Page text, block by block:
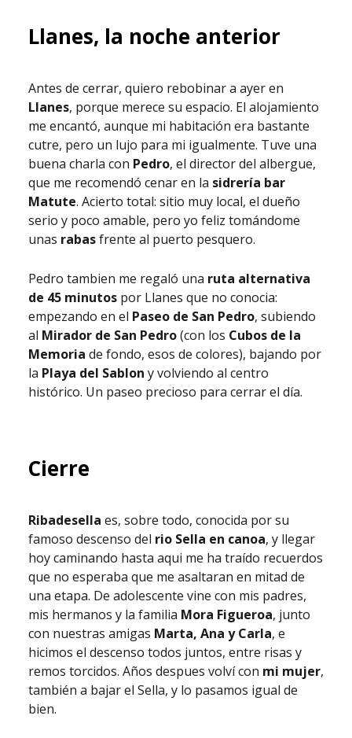
Llanes, la noche anterior
Antes de cerrar, quiero rebobinar a ayer en
Llanes, porque merece su espacio. El alojamiento
me encantó, aunque mi habitación era bastante
cutre, pero un lujo para mi igualmente. Tuve una
buena charla con Pedro, el director del albergue,
que me recomendó cenar en la sidrería bar
Matute. Acierto total: sitio muy local, el dueño
serio y poco amable, pero yo feliz tomándome
unas rabasfrente al puerto pesquero.
Pedro tambien me regaló una ruta alternativa
de 45 minutospor Llanes que no conocia:
empezando en el Paseo de San Pedro, subiendo
al Mirador de San Pedro(con los Cubos de la
Memoria de fondo, esos de colores), bajando por
la Playa del Sablon y volviendo al centro
histórico. Un paseo precioso para cerrar el día.
Cierre
Ribadesella es, sobre todo, conocida por su
famoso descenso del rio Sella en canoa, y llegar
hoy caminando hasta aqui me ha traído recuerdos
que no esperaba que me asaltaran en mitad de
una etapa. De adolescente vine con mis padres,
mis hermanos y la familia Mora Figueroa, junto
con nuestras amigas Marta, Ana y Carla, e
hicimos el descenso todos juntos, entre risas y
remos torcidos. Años despues volví con mi mujer,
también a bajar el Sella, y lo pasamos igual de
bien.